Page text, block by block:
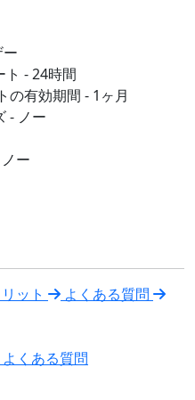
ト - 24時間
の有効期間 - 1ヶ月
- ノー
ー
ット よくある質問
よくある質問